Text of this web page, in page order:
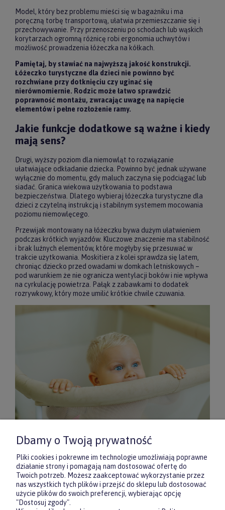
Model, który bez problemu mieści się w bagażniku i ma
poręczną torbę transportową, ułatwia przemieszczanie się i
przechowywanie. Przy przenoszeniu po schodach lub wąskich
korytarzach ogromną różnicę robi ergonomia uchwytów i
możliwość prowadzenia łóżeczka na kółkach.
Pamiętaj, by stawiać na najwyższą jakość konstrukcji.
Łóżeczko turystyczne dla dzieci nie powinno być
rozchwiane przy dotknięciu czy uginać się
nierównomiernie. Rodzic może łatwo sprawdzić
poprawność montażu, zwracając uwagę na napięcie
elementów i pełne rozłożenie ramy.
Jakie funkcje dodatkowe są ważne i kiedy
mają sens?
Drugi, wyższy poziom dla niemowląt to rozwiązanie
ułatwiające odkładanie dziecka. Powinno być jednak używane
wyłącznie do momentu, gdy maluch zaczyna się podciągać lub
siadać. Granica wiekowa użytkowania to podstawa
bezpieczeństwa. Dlatego wybieraj łóżeczka turystyczne dla
dzieci z czytelną instrukcją i stabilnym systemem mocowania
poziomu niemowlęcego.
Przewijak montowany na łóżeczku bywa dużym ułatwieniem
podczas krótkich wyjazdów. Kluczowe znaczenie ma stabilność
i brak luźnych elementów, które mogłyby się przesuwać w
trakcie użytkowania. Moskitiera z kolei sprawdza się latem,
chroniąc dziecko przed owadami w domkach letniskowych –
pod warunkiem że nie ogranicza wentylacji boków i nie wpływa
na cyrkulację powietrza. Pałąk z zabawkami to dodatek
rozrywkowy, który może umilić krótkie chwile czuwania.
Na etapie zakupu warto myśleć o komplecie dopasowanym do
realnych potrzeb rodziny. W ForKids.pl łóżeczko turystyczne
dla dzieci można uzupełnić o prześcieradła w odpowiednim
rozmiarze, dodatkowy materac przeznaczony do konkretnego
modelu, praktyczny organizer na pieluchy i akcesoria czy
delikatną lampkę nocną, która ułatwia nocną opiekę. Tak
skompletowany zestaw zwiększa wygodę, pozwalając
Dbamy o Twoją prywatność
Pliki cookies i pokrewne im technologie umożliwiają poprawne
działanie strony i pomagają nam dostosować ofertę do
Twoich potrzeb. Możesz zaakceptować wykorzystanie przez
nas wszystkich tych plików i przejść do sklepu lub dostosować
użycie plików do swoich preferencji, wybierając opcję
"Dostosuj zgody".